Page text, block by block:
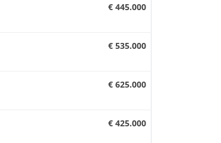
€ 445.000
€ 535.000
€ 625.000
€ 425.000